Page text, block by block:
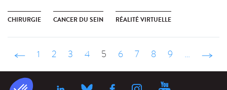
CHIRURGIE CANCER DU SEIN RÉALITÉ VIRTUELLE
‹ précédent
1 2 3 4 5 6 7 8 9 …